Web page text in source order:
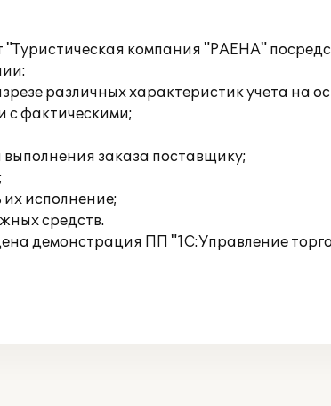
компания "РАЕНА"
различных характеристик учета
с фактическими;
выполнения заказа поставщику;
исполнение;
средств.
демонстрация ПП "1С:Управление